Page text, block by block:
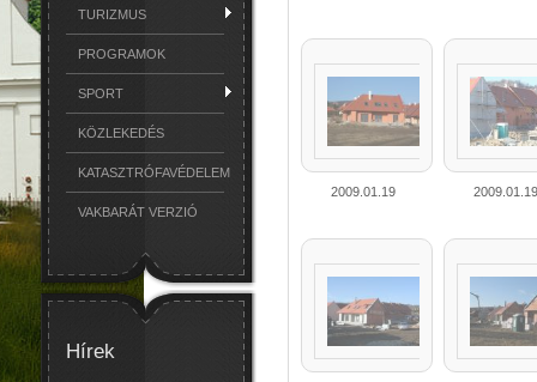
TURIZMUS
PROGRAMOK
SPORT
KÖZLEKEDÉS
KATASZTRÓFAVÉDELEM
VAKBARÁT VERZIÓ
Hírek
2009.01.19